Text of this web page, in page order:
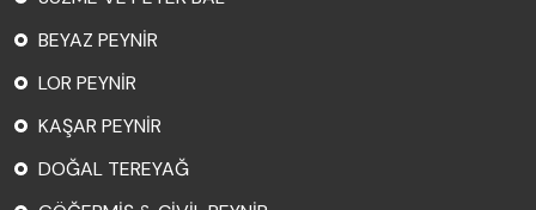
BEYAZ PEYNİR
LOR PEYNİR
KAŞAR PEYNİR
DOĞAL TEREYAĞ